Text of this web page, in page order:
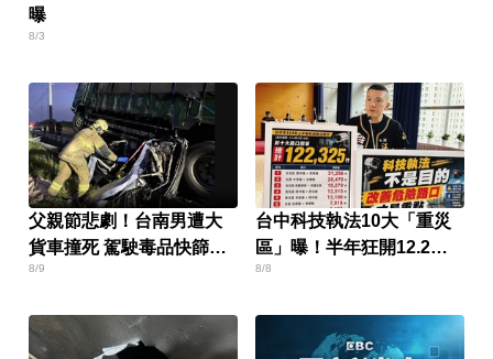
曝
8/3
父親節悲劇！台南男遭大
貨車撞死 駕駛毒品快篩陽
性遭送辦
8/9
台中科技執法10大「重災
區」曝！半年狂開12.2萬
張
8/8